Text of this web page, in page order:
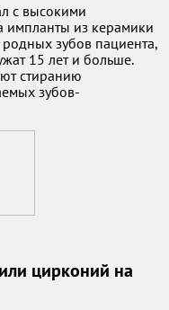
с высокими
импланты из керамики
зубов пациента,
15 лет и больше.
стиранию
зубов-
цирконий на